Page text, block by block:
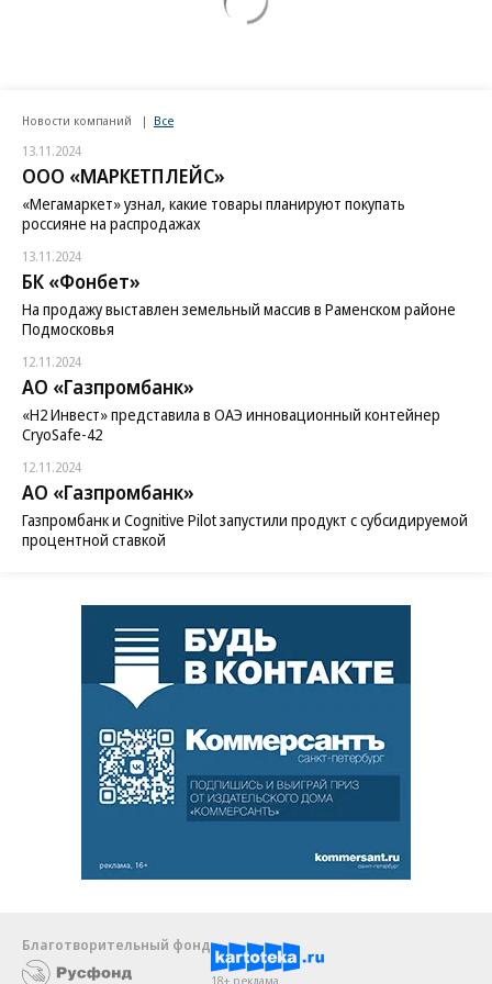
Новости компаний Все
13.11.2024
ООО «МАРКЕТПЛЕЙС»
«Мегамаркет» узнал, какие товары планируют покупать
россияне на распродажах
13.11.2024
БК «Фонбет»
На продажу выставлен земельный массив в Раменском районе
Подмосковья
12.11.2024
АО «Газпромбанк»
«H2 Инвест» представила в ОАЭ инновационный контейнер
CryoSafe-42
12.11.2024
АО «Газпромбанк»
Газпромбанк и Cognitive Pilot запустили продукт с субсидируемой
процентной ставкой
Благотворительный фонд
18+ реклама